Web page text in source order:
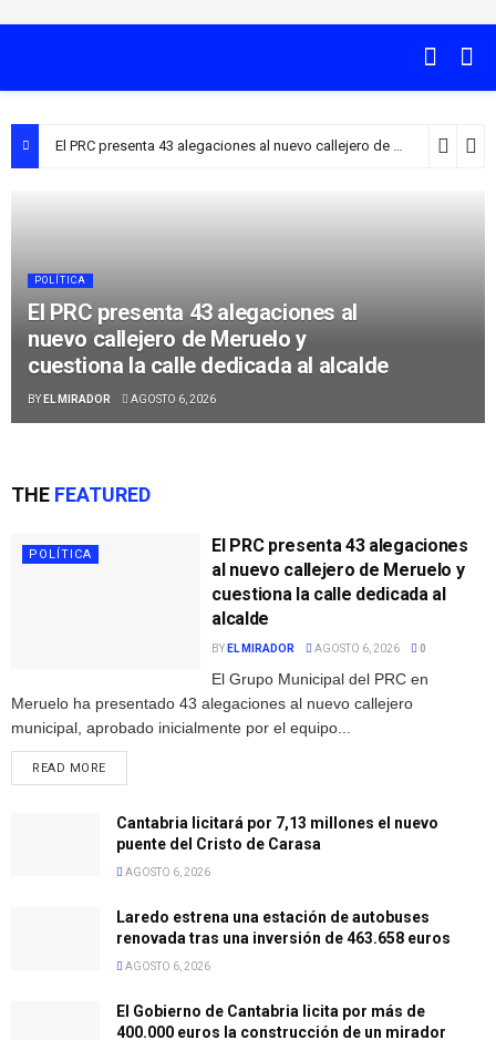
El PRC presenta 43 alegaciones al nuevo callejero de Meruelo y cuestiona la calle dedicada al alcalde
POLÍTICA
El PRC presenta 43 alegaciones al
nuevo callejero de Meruelo y
cuestiona la calle dedicada al alcalde
BY EL MIRADOR AGOSTO 6, 2026
THE FEATURED
POLÍTICA
El PRC presenta 43 alegaciones
al nuevo callejero de Meruelo y
cuestiona la calle dedicada al
alcalde
BY EL MIRADOR AGOSTO 6, 2026 0
El Grupo Municipal del PRC en
Meruelo ha presentado 43 alegaciones al nuevo callejero
municipal, aprobado inicialmente por el equipo...
READ MORE
Cantabria licitará por 7,13 millones el nuevo
puente del Cristo de Carasa
AGOSTO 6, 2026
Laredo estrena una estación de autobuses
renovada tras una inversión de 463.658 euros
AGOSTO 6, 2026
El Gobierno de Cantabria licita por más de
400.000 euros la construcción de un mirador